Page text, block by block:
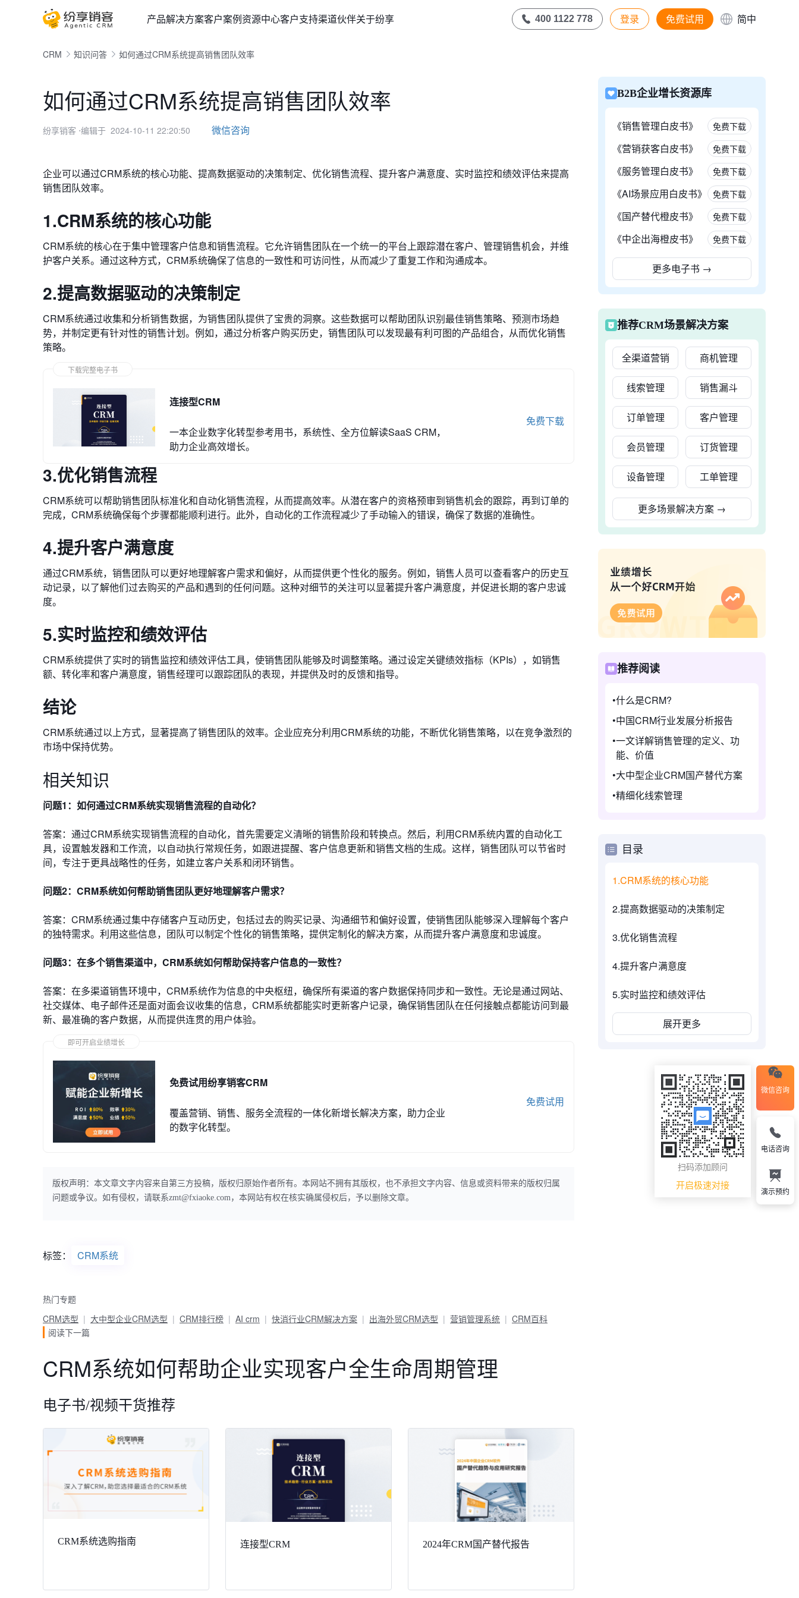
产品解决方案客户案例资源中心客户支持渠道伙伴关于纷享 400 1122 778 登录 免费试用 简中
CRM 知识问答 如何通过CRM系统提高销售团队效率
如何通过CRM系统提高销售团队效率
纷享销客 ⋅编辑于 2024-10-11 22:20:50 微信咨询
企业可以通过CRM系统的核心功能、 提高数据驱动的决策制定、优化销售流程、提升客户满意度、实时监控和绩效评估来提高
销售团队效率。
1.CRM系统的核心功能
CRM系统的核心在于集中管理客户信息和销售流程。它允许销售团队在一个统一的平台上跟踪潜在客户、管理销售机会，并维
护客户关系。通过这种方式，CRM系统确保了信息的一致性和可访问性，从而减少了重复工作和沟通成本。
2.提高数据驱动的决策制定
CRM系统通过收集和分析销售数据，为销售团队提供了宝贵的洞察。这些数据可以帮助团队识别最佳销售策略、预测市场趋
势，并制定更有针对性的销售计划。例如，通过分析客户购买历史，销售团队可以发现最有利可图的产品组合，从而优化销售
策略。
下载完整电子书
连接型CRM
一本企业数字化转型参考用书，系统性、全方位解读SaaS CRM，
助力企业高效增长。
免费下载
3.优化销售流程
CRM系统可以帮助销售团队标准化和自动化销售流程，从而提高效率。从潜在客户的资格预审到销售机会的跟踪，再到订单的
完成，CRM系统确保每个步骤都能顺利进行。此外，自动化的工作流程减少了手动输入的错误，确保了数据的准确性。
4.提升客户满意度
通过CRM系统，销售团队可以更好地理解客户需求和偏好，从而提供更个性化的服务。例如，销售人员可以查看客户的历史互
动记录，以了解他们过去购买的产品和遇到的任何问题。这种对细节的关注可以显著提升客户满意度，并促进长期的客户忠诚
度。
5.实时监控和绩效评估
CRM系统提供了实时的销售监控和绩效评估工具，使销售团队能够及时调整策略。通过设定关键绩效指标（KPIs），如销售
额、转化率和客户满意度，销售经理可以跟踪团队的表现，并提供及时的反馈和指导。
结论
CRM系统通过以上方式，显著提高了销售团队的效率。企业应充分利用CRM系统的功能，不断优化销售策略，以在竞争激烈的
市场中保持优势。
相关知识
问题1：如何通过CRM系统实现销售流程的自动化？
答案：通过CRM系统实现销售流程的自动化，首先需要定义清晰的销售阶段和转换点。然后，利用CRM系统内置的自动化工
具，设置触发器和工作流，以自动执行常规任务，如跟进提醒、客户信息更新和销售文档的生成。这样，销售团队可以节省时
间，专注于更具战略性的任务，如建立客户关系和闭环销售。
问题2：CRM系统如何帮助销售团队更好地理解客户需求？
答案：CRM系统通过集中存储客户互动历史，包括过去的购买记录、沟通细节和偏好设置，使销售团队能够深入理解每个客户
的独特需求。利用这些信息，团队可以制定个性化的销售策略，提供定制化的解决方案，从而提升客户满意度和忠诚度。
问题3：在多个销售渠道中，CRM系统如何帮助保持客户信息的一致性？
答案：在多渠道销售环境中，CRM系统作为信息的中央枢纽，确保所有渠道的客户数据保持同步和一致性。无论是通过网站、
社交媒体、电子邮件还是面对面会议收集的信息，CRM系统都能实时更新客户记录，确保销售团队在任何接触点都能访问到最
新、最准确的客户数据，从而提供连贯的用户体验。
即可开启业绩增长
免费试用纷享销客CRM
覆盖营销、销售、服务全流程的一体化新增长解决方案，助力企业
的数字化转型。
免费试用
版权声明：本文章文字内容来自第三方投稿，版权归原始作者所有。本网站不拥有其版权，也不承担文字内容、信息或资料带来的版权归属
问题或争议。如有侵权，请联系zmt@fxiaoke.com，本网站有权在核实确属侵权后，予以删除文章。
标签： CRM系统
热门专题
CRM选型
大中型企业CRM选型 CRM排行榜 AI crm 快消行业CRM解决方案 出海外贸CRM选型 营销管理系统
CRM百科
阅读下一篇
CRM系统如何帮助企业实现客户全生命周期管理
电子书/视频干货推荐
CRM系统选购指南 连接型CRM 2024年CRM国产替代报告
B2B企业增长资源库
《销售管理白皮书》 免费下载
《营销获客白皮书》 免费下载
《服务管理白皮书》 免费下载
《AI场景应用白皮书》 免费下载
《国产替代橙皮书》 免费下载
《中企出海橙皮书》 免费下载
更多电子书 →
推荐CRM场景解决方案
全渠道营销 商机管理
线索管理 销售漏斗
订单管理 客户管理
会员管理 订货管理
设备管理 工单管理
更多场景解决方案 →
推荐阅读
什么是CRM?
中国CRM行业发展分析报告
一文详解销售管理的定义、功
能、价值
大中型企业CRM国产替代方案
精细化线索管理
目录
1.CRM系统的核心功能
2.提高数据驱动的决策制定
3.优化销售流程
4.提升客户满意度
5.实时监控和绩效评估
展开更多
微信咨询
扫码添加顾问
开启极速对接
电话咨询
演示预约